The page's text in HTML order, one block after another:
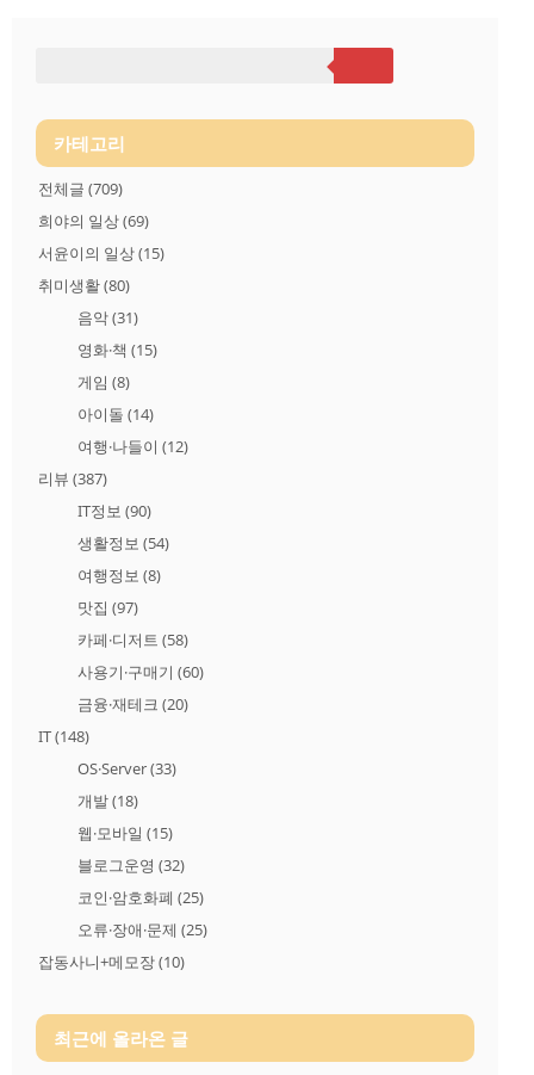
몰라서 한참을 찾았습니다. 가게가 일본풍으로 소주가 있다는점
외에는 일본에 와 있는 기분입니다. 사장님은 완전 근육남에 잘
생긴 남자분이신것 같습니다.. 꼬치인지 생선인지를 굽고 계셔
카테고리
전체글 (709)
희야의 일상(69)
서윤이의 일상(15)
취미생활(80)
음악(31)
영화·책 (15)
게임 (8)
아이돌 (14)
여행·나들이 (12)
리뷰 (387)
IT정보 (90)
생활정보 (54)
여행정보 (8)
맛집 (97)
카페·디저트 (58)
사용기·구매기 (60)
금융·재테크 (20)
IT(148)
OS·Server(33)
개발(18)
웹·모바일 (15)
블로그운영 (32)
코인·암호화폐 (25)
오류·장애·문제 (25)
잡동사니+메모장(10)
최근에 올라온 글